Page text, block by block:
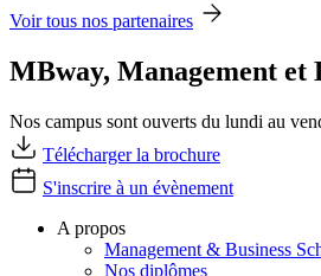
Voir tous nos partenaires
MBway, Management et
Nos campus sont ouverts du lundi au
Télécharger la brochure
S'inscrire à un évènement
A propos
Management & Business
Nos diplômes